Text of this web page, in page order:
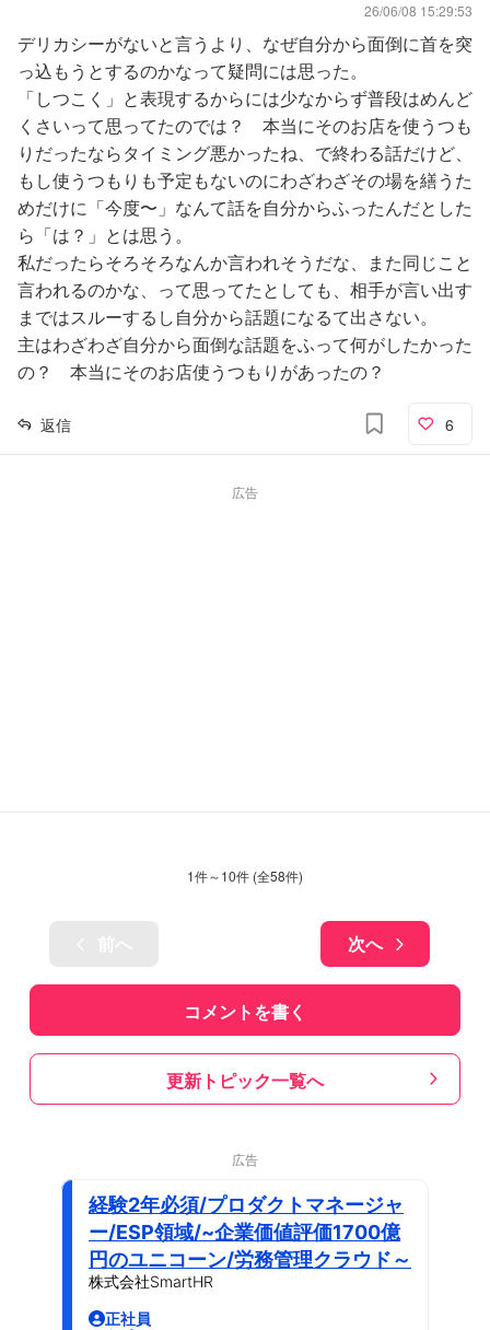
26/06/08 15:29:53
デリカシーがないと言うより、なぜ自分から面倒に首を突
っ込もうとするのかなって疑問には思った。
「しつこく」と表現するからには少なからず普段はめんど
くさいって思ってたのでは？ 本当にそのお店を使うつも
りだったならタイミング悪かったね、で終わる話だけど、
もし使うつもりも予定もないのにわざわざその場を繕うた
めだけに「今度〜」なんて話を自分からふったんだとした
ら「は？」とは思う。
私だったらそろそろなんか言われそうだな、また同じこと
言われるのかな、って思ってたとしても、相手が言い出す
まではスルーするし自分から話題になるて出さない。
主はわざわざ自分から面倒な話題をふって何がしたかった
の？ 本当にそのお店使うつもりがあったの？
返信 6
広告
1件～10件 (全58件)
次へ
コメントを書く
更新トピック一覧へ
広告
経験2年必須/プロダクトマネージャ
ー/ESP領域/~企業価値評価1700億
円のユニコーン/労務管理クラウド～
株式会社SmartHR
正社員